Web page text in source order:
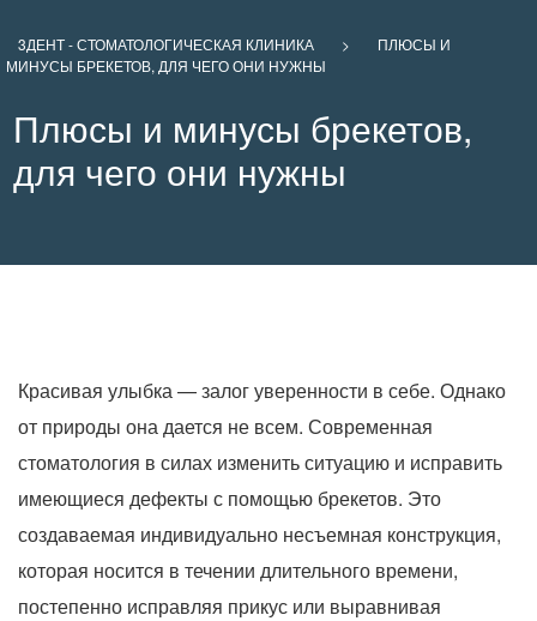
3ДЕНТ - СТОМАТОЛОГИЧЕСКАЯ КЛИНИКА >
ПЛЮСЫ И
МИНУСЫ БРЕКЕТОВ, ДЛЯ ЧЕГО ОНИ НУЖНЫ
Плюсы и минусы брекетов,
для чего они нужны
Красивая улыбка — залог уверенности в себе. Однако
от природы она дается не всем. Современная
стоматология в силах изменить ситуацию и исправить
имеющиеся дефекты с помощью брекетов. Это
создаваемая индивидуально несъемная конструкция,
которая носится в течении длительного времени,
постепенно исправляя прикус или выравнивая